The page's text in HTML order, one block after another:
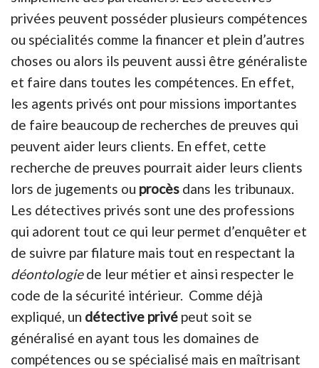
privées peuvent posséder plusieurs compétences
ou spécialités comme la financer et plein d’autres
choses ou alors ils peuvent aussi être généraliste
et faire dans toutes les compétences. En effet,
les agents privés ont pour missions importantes
de faire beaucoup de recherches de preuves qui
peuvent aider leurs clients. En effet, cette
recherche de preuves pourrait aider leurs clients
lors de jugements ou procès dans les tribunaux.
Les détectives privés sont une des professions
qui adorent tout ce qui leur permet d’enquêter et
de suivre par filature mais tout en respectant la
déontologiede leur métier et ainsi respecter le
code de la sécurité intérieur. Comme déjà
expliqué, un détective privé peut soit se
généralisé en ayant tous les domaines de
compétences ou se spécialisé mais en maîtrisant